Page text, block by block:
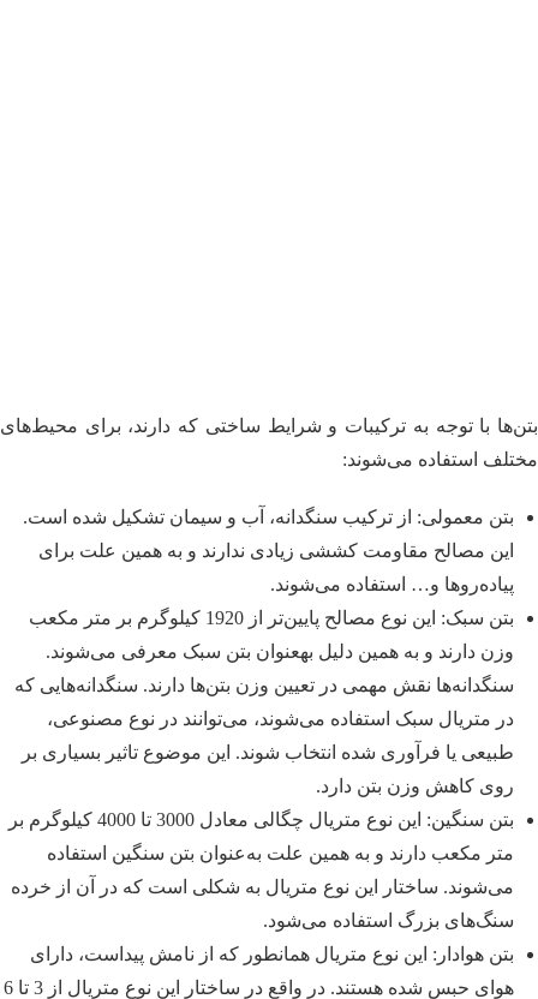
بتن‌ها با توجه به ترکیبات و شرایط ساختی که دارند، برای محیط‌های
مختلف استفاده می‌شوند:
بتن معمولی: از ترکیب سنگدانه، آب و سیمان تشکیل شده است.
این مصالح مقاومت کششی زیادی ندارند و به همین علت برای
پیاده‌روها و… استفاده می‌شوند.
بتن سبک: این نوع مصالح پایین‌تر از 1920 کیلوگرم بر متر مکعب
وزن دارند و به همین دلیل به‎عنوان بتن سبک معرفی می‌شوند.
سنگدانه‌ها نقش مهمی در تعیین وزن بتن‌ها دارند. سنگدانه‌هایی که
در متریال سبک استفاده می‌شوند، می‌توانند در نوع مصنوعی،
طبیعی یا فرآوری شده انتخاب شوند. این موضوع تاثیر بسیاری بر
روی کاهش وزن بتن دارد.
بتن سنگین: این نوع متریال چگالی معادل 3000 تا 4000 کیلوگرم بر
متر مکعب دارند و به همین علت به‌عنوان بتن سنگین استفاده
می‌شوند. ساختار این نوع متریال به شکلی است که در آن از خرده
سنگ‌های بزرگ استفاده می‌شود.
بتن هوادار: این نوع متریال همانطور که از نامش پیداست، دارای
هوای حبس شده‌ هستند. در واقع در ساختار این نوع متریال از 3 تا 6